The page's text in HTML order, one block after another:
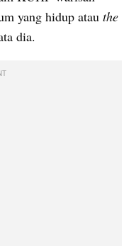
yang hidup atau the
dia.